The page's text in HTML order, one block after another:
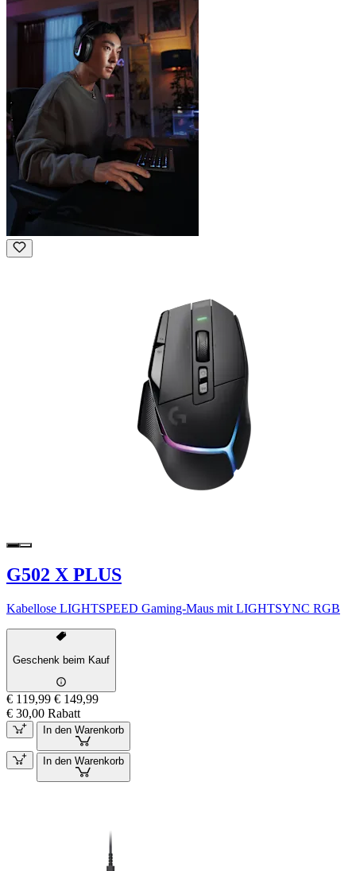
G502 X PLUS
Kabellose LIGHTSPEED Gaming-Maus mit LIGHTSYNC RGB
Geschenk beim Kauf
€ 119,99 € 149,99
€ 30,00 Rabatt
In den Warenkorb
In den Warenkorb